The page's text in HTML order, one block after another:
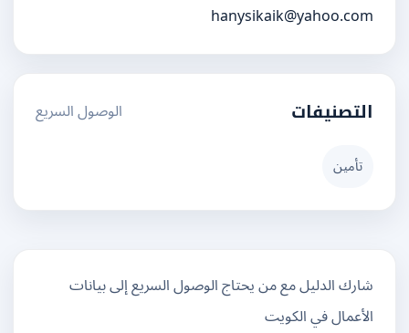
hanysikaik@yahoo.com
التصنيفات الوصول السريع
شارك الدليل مع من يحتاج الوصول السريع إلى بيانات
الأعمال في الكويت